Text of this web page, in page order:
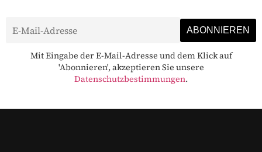
Mit Eingabe der E-Mail-Adresse und dem Klick auf
'Abonnieren', akzeptieren Sie unsere
Datenschutzbestimmungen.